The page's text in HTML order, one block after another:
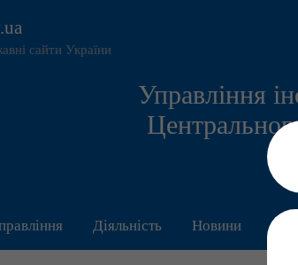
сайти України
Управління
Діяльність Новини